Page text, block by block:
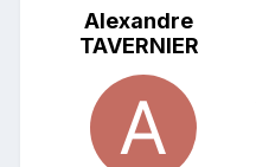
Alexandre
TAVERNIER